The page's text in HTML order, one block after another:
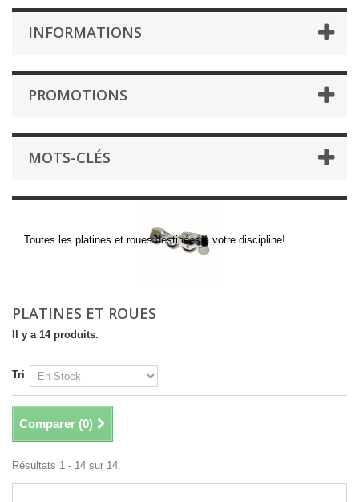
INFORMATIONS
PROMOTIONS
MOTS-CLÉS
Platines et Roues
Toutes les platines et roues destinées à votre discipline!
PLATINES ET ROUES
Il y a 14 produits.
Tri
Comparer (0)
Résultats 1 - 14 sur 14.